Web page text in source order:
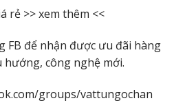
rẻ >>xem thêm <<
FB để nhận được ưu đãi hàng
hướng, công nghệ mới.
groups/vattungochan